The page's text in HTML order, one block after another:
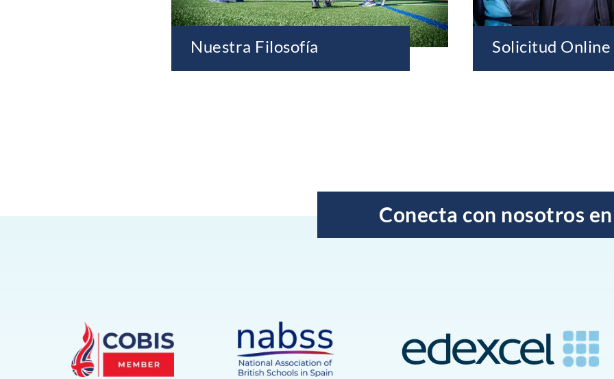
Nuestra Filosofía Solicitud Online
Conecta con nosotros